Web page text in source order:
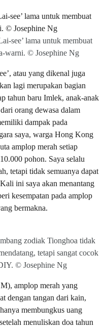
see’ lama untuk membuat
warni. © Josephine Ng
atau yang dikenal juga
lagi merupakan bagian
tahun baru Imlek, anak-anak
orang dewasa dalam
dampak pada
saya, warga Hong Kong
amplop merah setiap
pohon. Saya selalu
tetapi tidak semuanya dapat
ini saya akan menantang
kesempatan pada amplop
bermakna.
zodiak Tionghoa tidak
tetapi sangat cocok
© Josephine Ng
amplop merah yang
dengan tangan dari kain,
membungkus uang
menuliskan doa tahun